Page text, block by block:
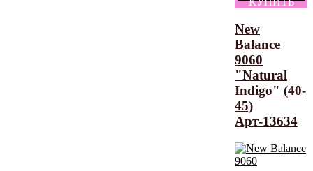
New
Balance
9060
"Natural
Indigo" (40-
45)
Арт-13634